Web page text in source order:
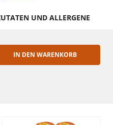
UND ALLERGENE
IN DEN WARENKORB